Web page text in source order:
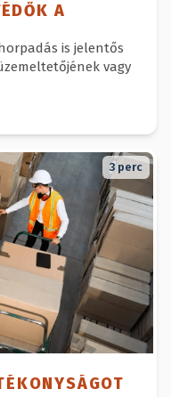
A
is jelentős
vagy
3perc